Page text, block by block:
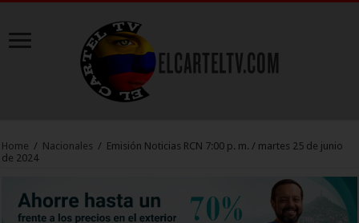
Home / Nacionales / Emisión Noticias RCN 7:00 p. m. / martes 25 de junio
de 2024